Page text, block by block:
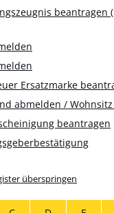
beantragen
Ersatzmarke
abmelden /
beantragen
überspringen